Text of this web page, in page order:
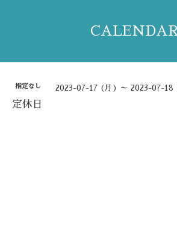
CALENDAR
指定なし 2023-07-17 (月) ～ 2023-07-18
定休日